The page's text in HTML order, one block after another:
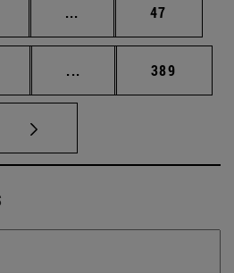
... Páginas intermedias
Página
47
... Páginas intermedias
Página
389